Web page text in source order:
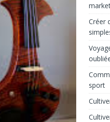
Créer
sport